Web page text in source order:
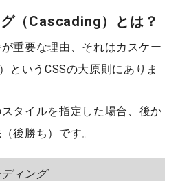
（Cascading）とは？
重要な理由、それはカスケー
というCSSの大原則にありま
タイルを指定した場合、 後か
後勝ち） です。
ィング